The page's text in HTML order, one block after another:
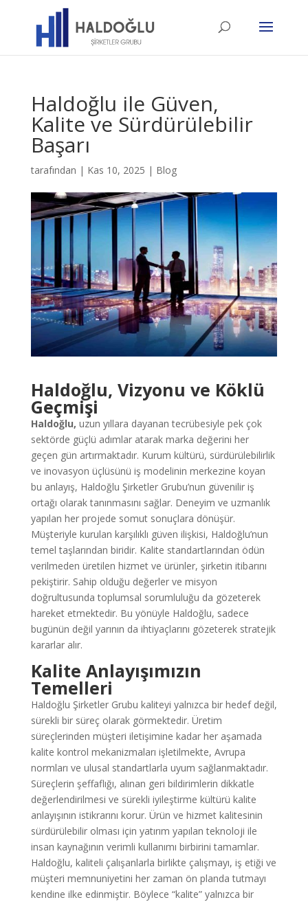
Haldoğlu ile Güven,
Kalite ve Sürdürülebilir
Başarı
tarafından | Kas 10, 2025 | Blog
Haldoğlu, Vizyonu ve Köklü
Geçmişi
Haldoğlu, uzun yıllara dayanan tecrübesiyle pek çok
sektörde güçlü adımlar atarak marka değerini her
geçen gün artırmaktadır. Kurum kültürü, sürdürülebilirlik
ve inovasyon üçlüsünü iş modelinin merkezine koyan
bu anlayış, Haldoğlu Şirketler Grubu’nun güvenilir iş
ortağı olarak tanınmasını sağlar. Deneyim ve uzmanlık
yapılan her projede somut sonuçlara dönüşür.
Müşteriyle kurulan karşılıklı güven ilişkisi, Haldoğlu’nun
temel taşlarından biridir. Kalite standartlarından ödün
verilmeden üretilen hizmet ve ürünler, şirketin itibarını
pekiştirir. Sahip olduğu değerler ve misyon
doğrultusunda toplumsal sorumluluğu da gözeterek
hareket etmektedir. Bu yönüyle Haldoğlu, sadece
bugünün değil yarının da ihtiyaçlarını gözeterek stratejik
kararlar alır.
Kalite Anlayışımızın
Temelleri
Haldoğlu Şirketler Grubu kaliteyi yalnızca bir hedef değil,
sürekli bir süreç olarak görmektedir. Üretim
süreçlerinden müşteri iletişimine kadar her aşamada
kalite kontrol mekanizmaları işletilmekte, Avrupa
normları ve ulusal standartlarla uyum sağlanmaktadır.
Süreçlerin şeffaflığı, alınan geri bildirimlerin dikkatle
değerlendirilmesi ve sürekli iyileştirme kültürü kalite
anlayışının istikrarını korur. Ürün ve hizmet kalitesinin
sürdürülebilir olması için yatırım yapılan teknoloji ile
insan kaynağının verimli kullanımı birbirini tamamlar.
Haldoğlu, kaliteli çalışanlarla birlikte çalışmayı, iş etiği ve
müşteri memnuniyetini her zaman ön planda tutmayı
kendine ilke edinmiştir. Böylece “kalite” yalnızca bir